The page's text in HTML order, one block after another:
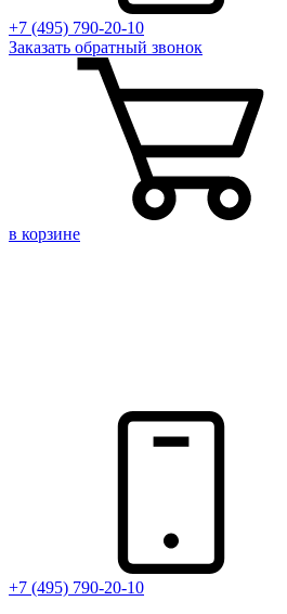
+7 (495) 790-20-10
Заказать обратный звонок
в корзине
+7 (495) 790-20-10